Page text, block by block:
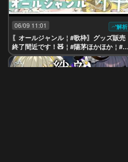
06/09 11:01 解析
〖オールジャンル￤#歌枠〗グッズ販売
終了間近です！🧸￤#陽茅ほかほか￤#U
niVIRTUAL #Vtuber